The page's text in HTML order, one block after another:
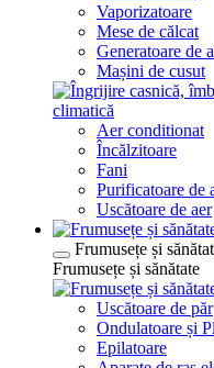
Vaporizatoare
Mese de călcat
Generatoare de
Mașini de cusut
climatică
Aer conditionat
Încălzitoare
Fani
Purificatoare de
Uscătoare de aer
Frumusețe și
Frumusețe și sănătate
Uscătoare de păr
Ondulatoare și
Epilatoare